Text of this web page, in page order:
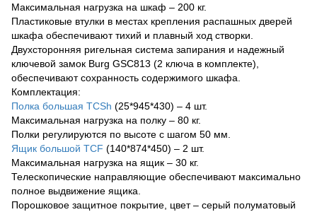
Максимальная нагрузка на шкаф – 200 кг.
Пластиковые втулки в местах крепления распашных дверей
шкафа обеспечивают тихий и плавный ход створки.
Двухсторонняя ригельная система запирания и надежный
ключевой замок Burg GSC813 (2 ключа в комплекте),
обеспечивают сохранность содержимого шкафа.
Комплектация:
Полка большая TСSh (25*945*430) – 4 шт.
Максимальная нагрузка на полку – 80 кг.
Полки регулируются по высоте с шагом 50 мм.
Ящик большой TСF (140*874*450) – 2 шт.
Максимальная нагрузка на ящик – 30 кг.
Телескопические направляющие обеспечивают максимально
полное выдвижение ящика.
Порошковое защитное покрытие, цвет – серый полуматовый